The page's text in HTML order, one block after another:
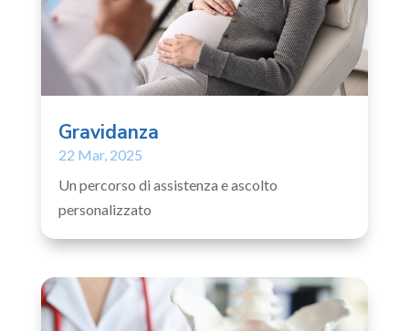
Gravidanza
22 Mar, 2025
Un percorso di assistenza e ascolto
personalizzato